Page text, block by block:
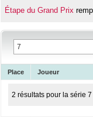
Étape du Grand Prix
Place Joueur
2 résultats pour la série 7